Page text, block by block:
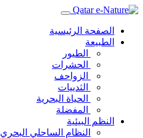
الصفحة الرئيسية
الطبيعة
الطيور
الحشرات
الزواحف
الثدييات
الحياة البحرية
المفضلة
النظم البيئية
النظام الساحلي البحري